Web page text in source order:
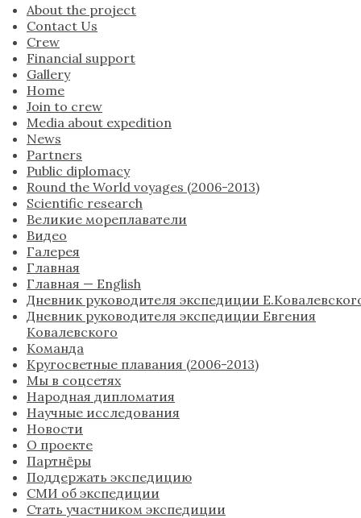
About the project
Contact Us
Crew
Financial support
Gallery
Home
Join to crew
Media about expedition
News
Partners
Public diplomacy
Round the World voyages (2006-2013)
Scientific research
Великие мореплаватели
Видео
Галерея
Главная
Главная — English
Дневник руководителя экспедиции
Дневник руководителя экспедиции Евгения
Ковалевского
Команда
Кругосветные плавания (2006-2013)
Мы в соцсетях
Народная дипломатия
Научные исследования
Новости
О проекте
Партнёры
Поддержать экспедицию
СМИ об экспедиции
Стать участником экспедиции